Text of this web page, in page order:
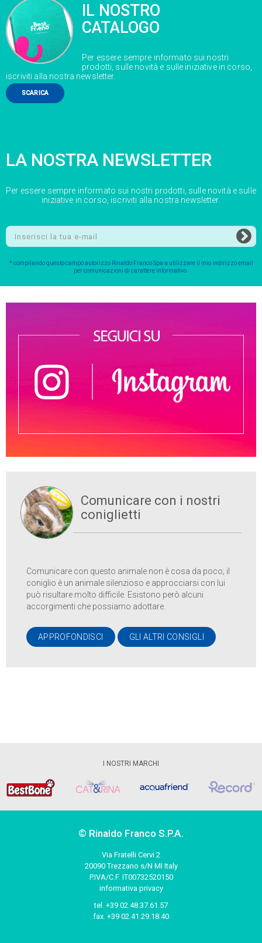
IL NOSTRO
CATALOGO
Per essere sempre informato sui nostri
prodotti, sulle novità e sulle iniziative in corso,
iscriviti alla nostra newsletter.
SCARICA
LA NOSTRA NEWSLETTER
Per essere sempre informato sui nostri prodotti, sulle novità e sulle
iniziative in corso, iscriviti alla nostra newsletter.
* compilando questo campo autorizzo Rinaldo Franco Spa a utilizzare il mio indirizzo email
per comunicazioni di carattere informativo.
Comunicare con i nostri
coniglietti
Comunicare con questo animale non è cosa da poco; il
coniglio è un animale silenzioso e approcciarsi con lui
può risultare molto difficile. Esistono però alcuni
accorgimenti che possiamo adottare.
APPROFONDISCI GLI ALTRI CONSIGLI
I NOSTRI MARCHI
© Rinaldo Franco S.P.A.
Via Fratelli Cervi 2
20090 Trezzano s/N MI Italy
P.IVA/C.F. IT00732520150
informativa privacy
tel. +39 02.48.37.61.57
fax. +39 02.41.29.18.40